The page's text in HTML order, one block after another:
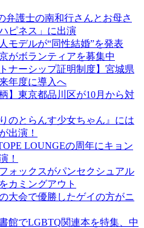
弁護士の南和行さんとお母さ
ピネス」に出演
モデルが“同性結婚”を発表
がボランティアを募集中
ナーシップ証明制度】宮城県
年度に導入へ
】東京都品川区が10月から対
のとらんす少女ちゃん』には
出演！
LOUNGEの周年にキョン
！
ォックスがパンセクシュアル
カミングアウト
大会で優勝したゲイの方がニ
館でLGBTQ関連本を特集、中